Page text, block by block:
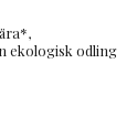
ekologisk odling